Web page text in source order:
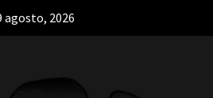
agosto, 2026